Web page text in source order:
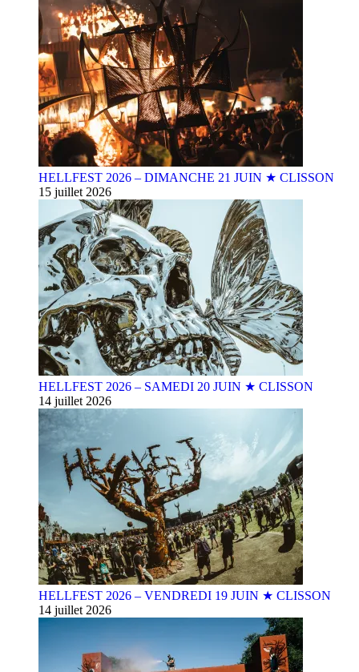
HELLFEST 2026 – DIMANCHE 21 JUIN ★ CLISSON
15 juillet 2026
HELLFEST 2026 – SAMEDI 20 JUIN ★ CLISSON
14 juillet 2026
HELLFEST 2026 – VENDREDI 19 JUIN ★ CLISSON
14 juillet 2026